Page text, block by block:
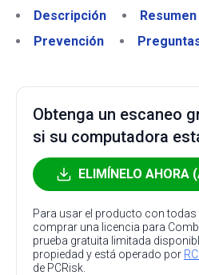
Descripción
Resumen
Prevención
Obtenga un escaneo
si su computadora
ELIMÍNELO AHORA
Para usar el producto con
comprar una licencia para
prueba gratuita limitada
propiedad y está operado por
de PCRisk.